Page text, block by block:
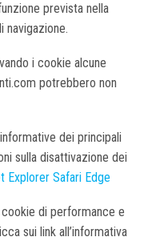
prevista nella
navigazione.
i cookie alcune
potrebbero non
dei principali
sulla disattivazione dei
Explorer Safari Edge
di performance e
sui link all’informativa